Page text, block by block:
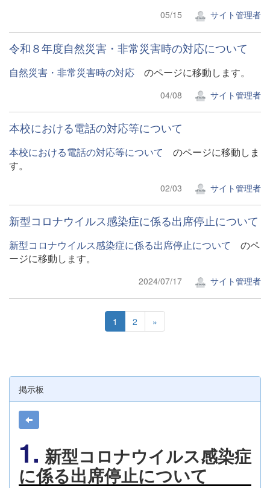
05/15 サイト管理者
令和８年度自然災害・非常災害時の対応について
自然災害・非常災害時の対応 のページに移動します。
04/08 サイト管理者
本校における電話の対応等について
本校における電話の対応等について のページに移動しま
す。
02/03 サイト管理者
新型コロナウイルス感染症に係る出席停止について
新型コロナウイルス感染症に係る出席停止について のペ
ージに移動します。
2024/07/17 サイト管理者
1 2 »
掲示板
1. 新型コロナウイルス感染症
に係る出席停止について